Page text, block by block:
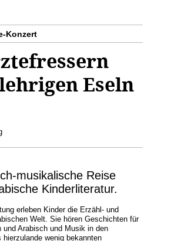
Konzert
Eseln
musikalische Reise
Kinderliteratur.
erleben Kinder die Erzähl- und
Welt. Sie hören Geschichten für
und Arabisch und Musik in den
hierzulande wenig bekannten